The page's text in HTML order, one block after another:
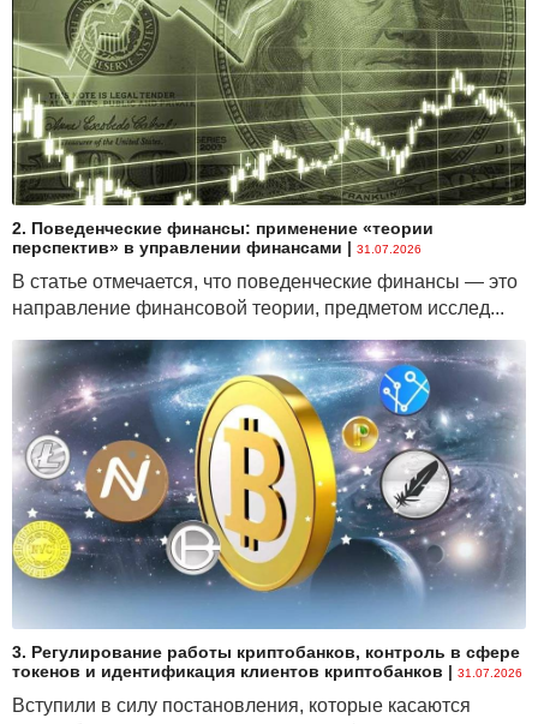
2. Поведенческие финансы: применение «теории
перспектив» в управлении финансами | 31.07.2026
В статье отмечается, что поведенческие финансы — это
направление финансовой теории, предметом исслед...
3. Регулирование работы криптобанков, контроль в сфере
токенов и идентификация клиентов криптобанков | 31.07.2026
Вступили в силу постановления, которые касаются